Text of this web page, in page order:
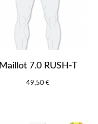
Maillot 7.0 RUSH-T
49,50 €